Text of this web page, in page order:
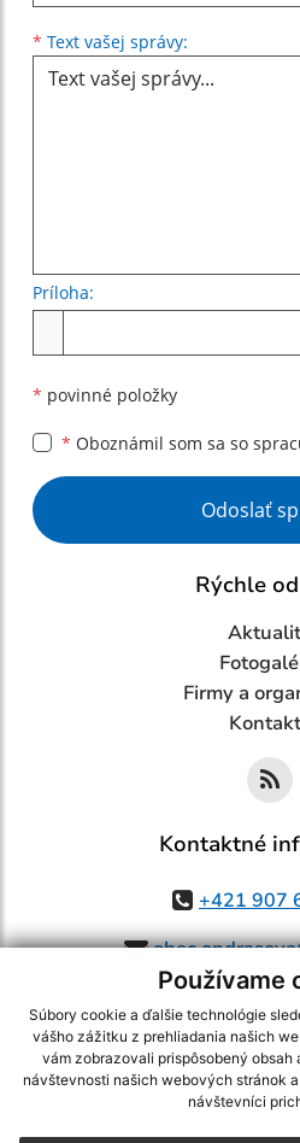
Používame
Súbory cookie a ďalšie technológie
vášho zážitku z prehliadania našich
vám zobrazovali prispôsobený obsah
návštevnosti našich webových stránok
návštevníci
* Text vašej správy:
Príloha:
* povinné položky
* Oboznámil som sa so
Google reCaptcha Response
Odoslať
Rýchle
Firmy a
Kontaktné
+421 907
využite možnosť získavania
CMS systém (redakčný) systém
webex.digital, s.r.o.,